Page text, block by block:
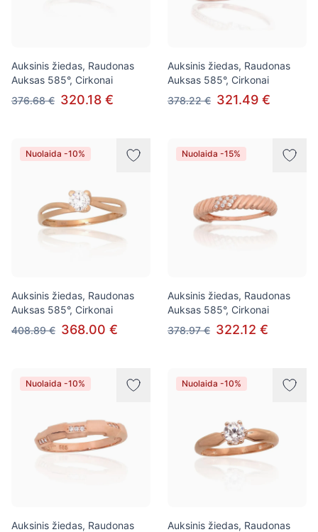
Auksinis žiedas, Raudonas
Auksas 585°, Cirkonai
376.68 € 320.18 €
Auksinis žiedas, Raudonas
Auksas 585°, Cirkonai
378.22 € 321.49 €
Nuolaida -10%
Auksinis žiedas, Raudonas
Auksas 585°, Cirkonai
408.89 € 368.00 €
Nuolaida -15%
Auksinis žiedas, Raudonas
Auksas 585°, Cirkonai
378.97 € 322.12 €
Nuolaida -10%
Auksinis žiedas, Raudonas
Nuolaida -10%
Auksinis žiedas, Raudonas